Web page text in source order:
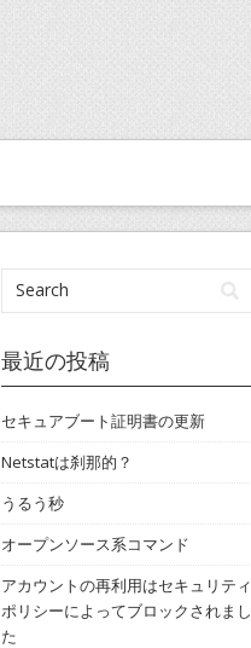
最近の投稿
セキュアブート証明書の更新
Netstatは刹那的？
うるう秒
オープンソース系コマンド
アカウントの再利用はセキュリティ
ポリシーによってブロックされまし
た